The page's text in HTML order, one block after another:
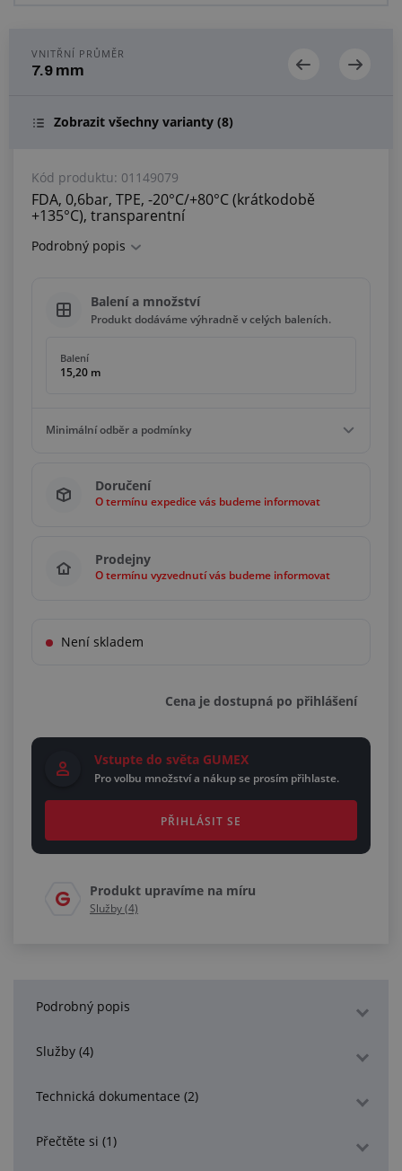
VNITŘNÍ PRŮMĚR
7.9 mm
Zobrazit všechny varianty (8)
Kód produktu: 01149079
FDA, 0,6bar, TPE, -20°C/+80°C (krátkodobě
+135°C), transparentní
Podrobný popis
Balení a množství
Produkt dodáváme výhradně v celých baleních.
Balení
15,20 m
Minimální odběr a podmínky
15,20 m
Násobky 15,20 m
Doručení
O termínu expedice vás budeme informovat
Prodejny
O termínu vyzvednutí vás budeme informovat
Není skladem
Cena je dostupná po přihlášení
Vstupte do světa GUMEX
Pro volbu množství a nákup se prosím přihlaste.
PŘIHLÁSIT SE
Produkt upravíme na míru
Služby (4)
Podrobný popis
Služby (4)
Technická dokumentace (2)
Přečtěte si (1)